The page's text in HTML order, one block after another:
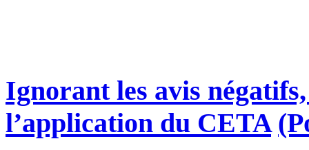
Ignorant les avis
l’application du CETA